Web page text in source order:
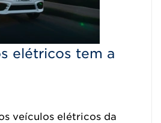
elétricos tem a
veículos elétricos da